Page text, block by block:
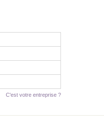
C'est votre entreprise ?